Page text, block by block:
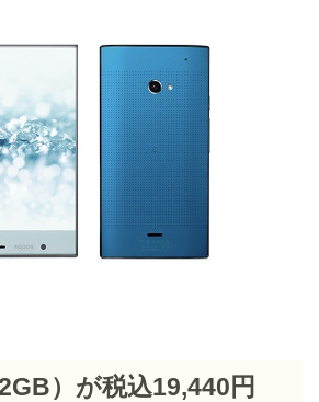
）が税込19,440円